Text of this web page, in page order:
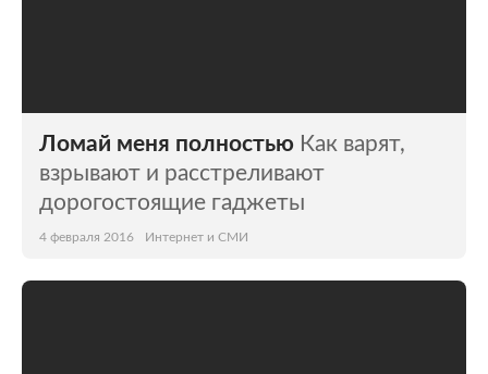
Ломай меня полностью Как варят,
взрывают и расстреливают
дорогостоящие гаджеты
4 февраля 2016 Интернет и СМИ